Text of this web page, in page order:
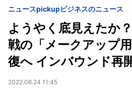
ニュースpickupビジネスのニュース
ようやく底見えたか
戦の「メークアップ
復へ インバウンド再
2022.06.24 11:45